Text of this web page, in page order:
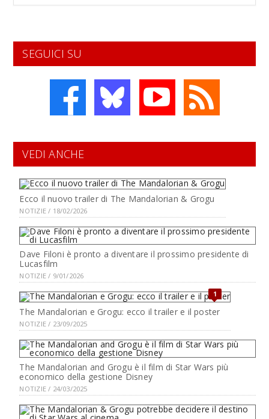
SEGUICI SU
VEDI ANCHE
Ecco il nuovo trailer di The Mandalorian & Grogu
NOTIZIE / 18/02/2026
Dave Filoni è pronto a diventare il prossimo presidente di
Lucasfilm
NOTIZIE / 9/01/2026
1
The Mandalorian e Grogu: ecco il trailer e il poster
NOTIZIE / 23/09/2025
The Mandalorian and Grogu è il film di Star Wars più
economico della gestione Disney
NOTIZIE / 24/03/2025